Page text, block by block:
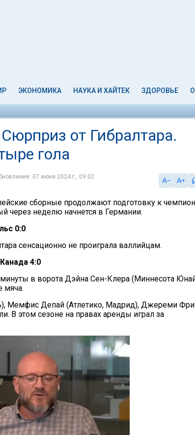
ЭКОНОМИКА НАУКА И ХАЙТЕК ЗДОРОВЬЕ
от Гибралтара.
гола
07 июня 2024 г., 09:02
сборные продолжают подготовку к
через неделю начнется в Германии.
0:0
сенсационно не проиграла валлийцам.
4:0
в ворота Дэйна Сен-Клера (Миннесота
мяча.
Мемфис Депай (Атлетико, Мадрид), Джереми
В этом сезоне на правах аренды играл за